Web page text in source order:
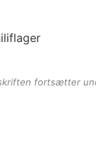
fortsætter